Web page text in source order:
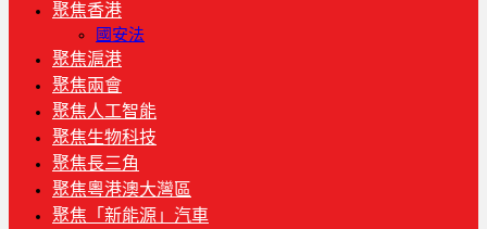
聚焦香港
國安法
聚焦滬港
聚焦兩會
聚焦人工智能
聚焦生物科技
聚焦長三角
聚焦粵港澳大灣區
聚焦「新能源」汽車